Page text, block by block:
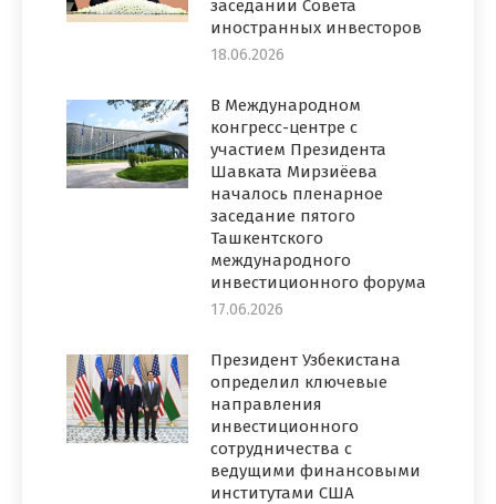
заседании Совета
иностранных инвесторов
18.06.2026
В Международном
конгресс-центре с
участием Президента
Шавката Мирзиёева
началось пленарное
заседание пятого
Ташкентского
международного
инвестиционного форума
17.06.2026
Президент Узбекистана
определил ключевые
направления
инвестиционного
сотрудничества с
ведущими финансовыми
институтами США